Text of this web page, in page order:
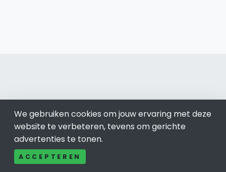
Bel ons: 085-04 10 177
Contact
Adverteren
Over ons
We gebruiken cookies om jouw ervaring met deze
website te verbeteren, tevens om gerichte
advertenties te tonen.
ACCEPTEREN